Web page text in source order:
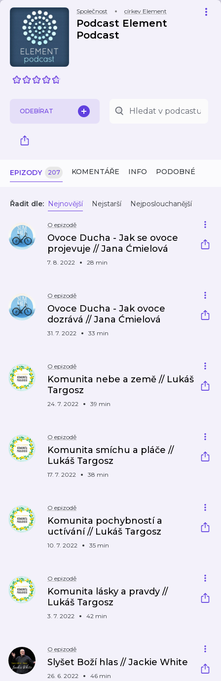
Společnost církev Element
Podcast Element
Podcast
ODEBÍRAT
EPIZODY 207 KOMENTÁŘE INFO PODOBNÉ
Řadit dle: Nejnovější Nejstarší Nejposlouchanější
O epizodě
Ovoce Ducha - Jak se ovoce
projevuje // Jana Ćmielová
7. 8. 2022 28 min
O epizodě
Ovoce Ducha - Jak ovoce
dozrává // Jana Ćmielová
31. 7. 2022 33 min
O epizodě
Komunita nebe a země // Lukáš
Targosz
24. 7. 2022 39 min
O epizodě
Komunita smíchu a pláče //
Lukáš Targosz
17. 7. 2022 38 min
O epizodě
Komunita pochybností a
uctívání // Lukáš Targosz
10. 7. 2022 35 min
O epizodě
Komunita lásky a pravdy //
Lukáš Targosz
3. 7. 2022 42 min
O epizodě
Slyšet Boží hlas // Jackie White
26. 6. 2022 46 min